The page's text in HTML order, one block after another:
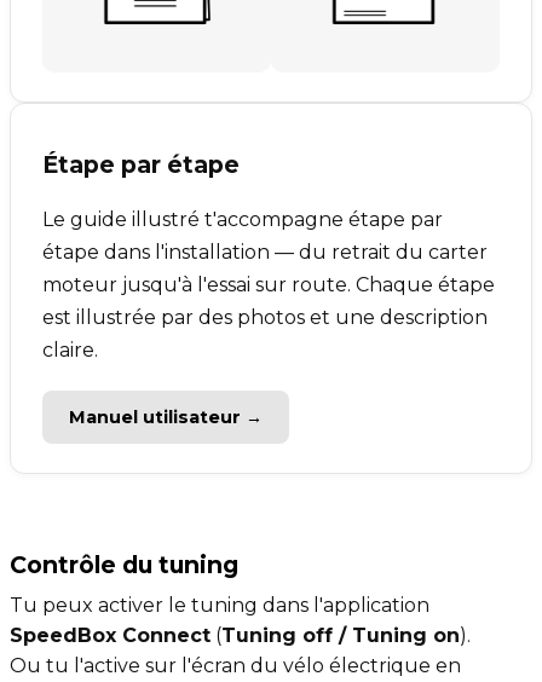
Étape par étape
Le guide illustré t'accompagne étape par
étape dans l'installation — du retrait du carter
moteur jusqu'à l'essai sur route. Chaque étape
est illustrée par des photos et une description
claire.
Manuel utilisateur →
Contrôle du tuning
Tu peux activer le tuning dans l'application
SpeedBox Connect (Tuning off / Tuning on).
Ou tu l'active sur l'écran du vélo électrique en